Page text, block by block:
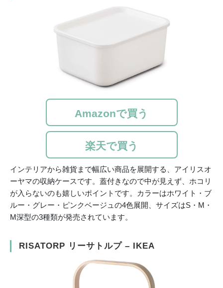
Amazonで買う
楽天で買う
インテリアから雑貨まで幅広い商品を展開する、アイリスオ
ーヤマの収納ケースです。蓋付きなので中が見えず、ホコリ
が入らないのも嬉しいポイントです。カラーはホワイト・ブ
ルー・グレー・ピンクベージュの4色展開、サイズはS・M・
M深型の3種類が発売されています。
RISATORP リーサトルプ – IKEA